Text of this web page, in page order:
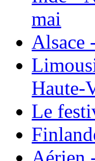
mai
Alsace
Haute-
Le